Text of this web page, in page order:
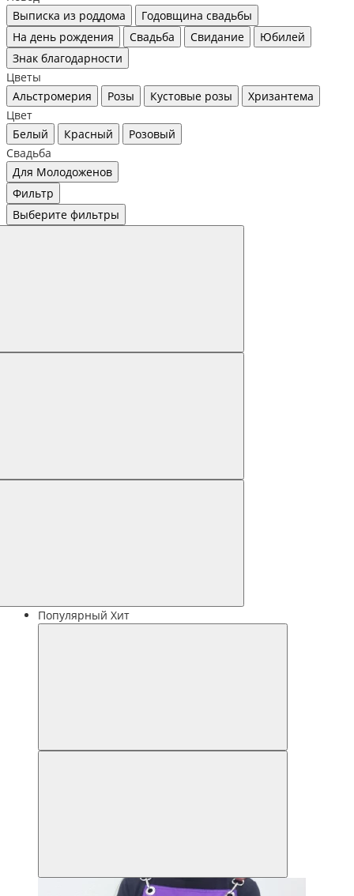
Выписка из роддома
Годовщина свадьбы
На день рождения
Свадьба Свидание
Юбилей
Знак благодарности
Цветы
Альстромерия
Розы Кустовые розы
Хризантема
Цвет
Белый
Красный
Розовый
Свадьба
Для Молодоженов
Фильтр
Выберите фильтры
Популярный Хит